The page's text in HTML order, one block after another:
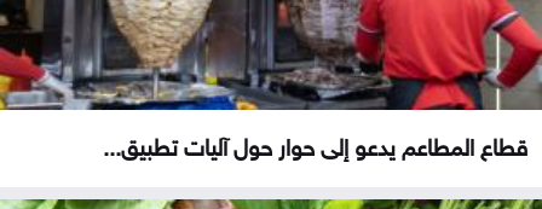
قطاع المطاعم يدعو إلى حوار حول آليات تطبيق...